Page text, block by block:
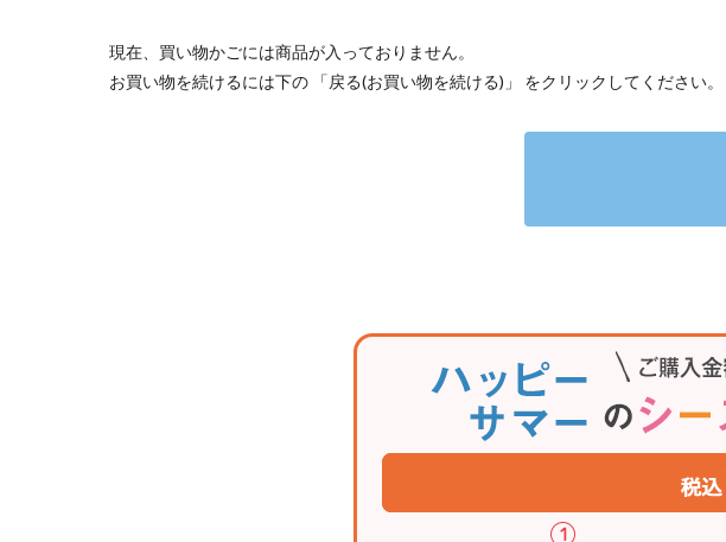
現在、買い物かごには商品が入っておりません。
お買い物を続けるには下の 「戻る(お買い物を続ける)」 をクリックしてください。